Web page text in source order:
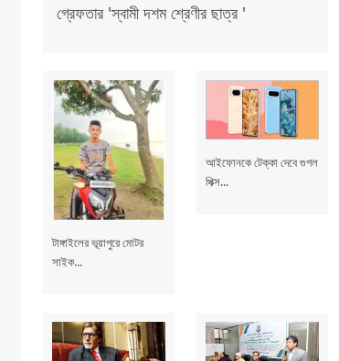
গ্রেফতার 'স্বামী দশম শ্রেণীর ছাত্র '
টাঙ্গাইলের ভূয়াপুরে মোটর
সাইক...
আইফোনকে টেক্কা দেবে গুগল
পিক্স...